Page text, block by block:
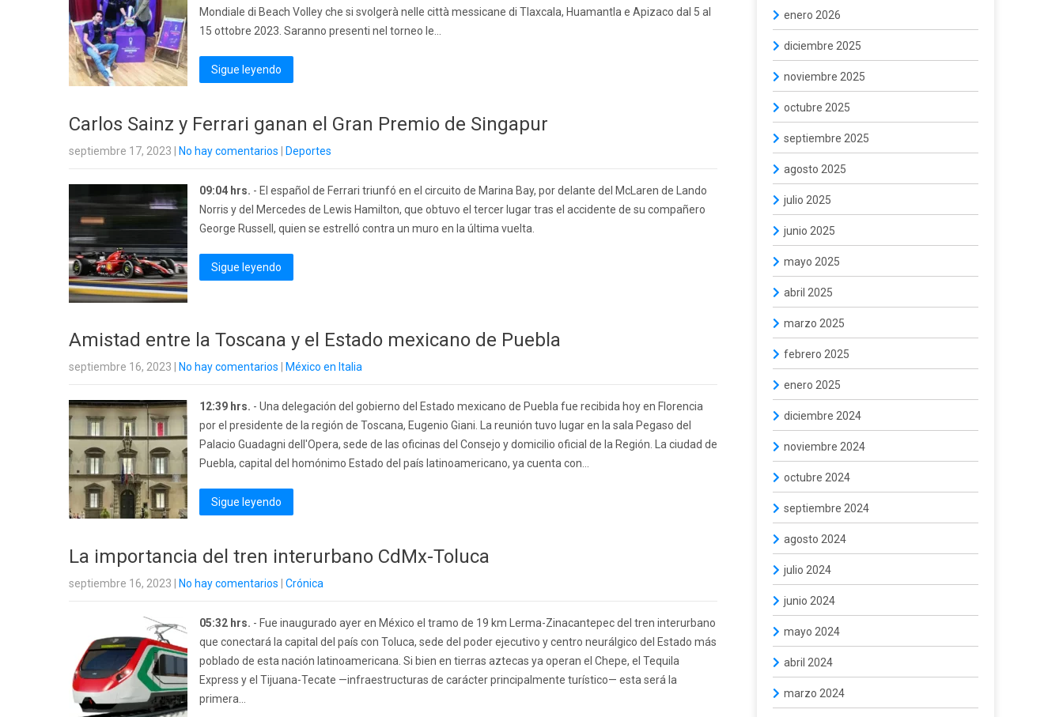
Mondiale di Beach Volley che si svolgerà nelle città messicane di Tlaxcala, Huamantla e Apizaco dal 5 al
15 ottobre 2023. Saranno presenti nel torneo le…
Sigue leyendo
Carlos Sainz y Ferrari ganan el Gran Premio de Singapur
septiembre 17, 2023 No hay comentarios Deportes
09:04 hrs. - El español de Ferrari triunfó en el circuito de Marina Bay, por delante del McLaren de Lando
Norris y del Mercedes de Lewis Hamilton, que obtuvo el tercer lugar tras el accidente de su compañero
George Russell, quien se estrelló contra un muro en la última vuelta.
Sigue leyendo
Amistad entre la Toscana y el Estado mexicano de Puebla
septiembre 16, 2023 No hay comentarios México en Italia
12:39 hrs. - Una delegación del gobierno del Estado mexicano de Puebla fue recibida hoy en Florencia
por el presidente de la región de Toscana, Eugenio Giani. La reunión tuvo lugar en la sala Pegaso del
Palacio Guadagni dell'Opera, sede de las oficinas del Consejo y domicilio oficial de la Región. La ciudad de
Puebla, capital del homónimo Estado del país latinoamericano, ya cuenta con...
Sigue leyendo
La importancia del tren interurbano CdMx-Toluca
septiembre 16, 2023 No hay comentarios Crónica
05:32 hrs. - Fue inaugurado ayer en México el tramo de 19 km Lerma-Zinacantepec del tren interurbano
que conectará la capital del país con Toluca, sede del poder ejecutivo y centro neurálgico del Estado más
poblado de esta nación latinoamericana. Si bien en tierras aztecas ya operan el Chepe, el Tequila
Express y el Tijuana-Tecate —infraestructuras de carácter principalmente turístico— esta será la
primera...
enero 2026
diciembre 2025
noviembre 2025
octubre 2025
septiembre 2025
agosto 2025
julio 2025
junio 2025
mayo 2025
abril 2025
marzo 2025
febrero 2025
enero 2025
diciembre 2024
noviembre 2024
octubre 2024
septiembre 2024
agosto 2024
julio 2024
junio 2024
mayo 2024
abril 2024
marzo 2024